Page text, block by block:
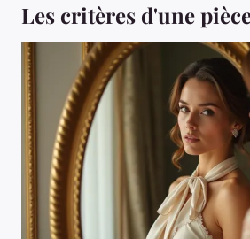
Les critères d'une